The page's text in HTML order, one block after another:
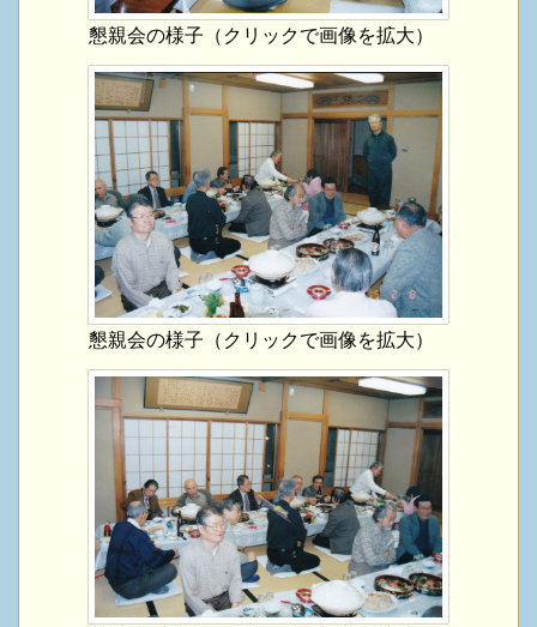
懇親会の様子（クリックで画像を拡大）
懇親会の様子（クリックで画像を拡大）